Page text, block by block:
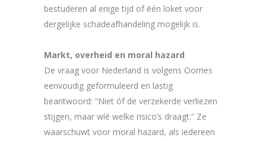
bestuderen al enige tijd of één loket voor
dergelijke schadeafhandeling mogelijk is.
Markt, overheid en moral hazard
De vraag voor Nederland is volgens Oomes
eenvoudig geformuleerd en lastig
beantwoord: “Niet óf de verzekerde verliezen
stijgen, maar wíé welke risico’s draagt.” Ze
waarschuwt voor moral hazard, als iedereen